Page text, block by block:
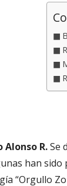
Alonso R.Se
han sido
“Orgullo